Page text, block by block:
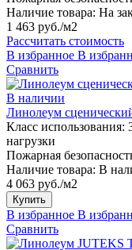
Наличие товара: На
1 463 руб./м2
Рассчитать стоимость
В избранное В
Сравнить
В наличии
Линолеум
Класс использования:
нагрузки
Пожарная
Наличие товара: В
4 063 руб./м2
Купить
В избранное В
Сравнить